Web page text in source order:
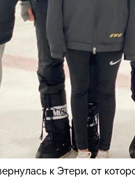
к Этери, от